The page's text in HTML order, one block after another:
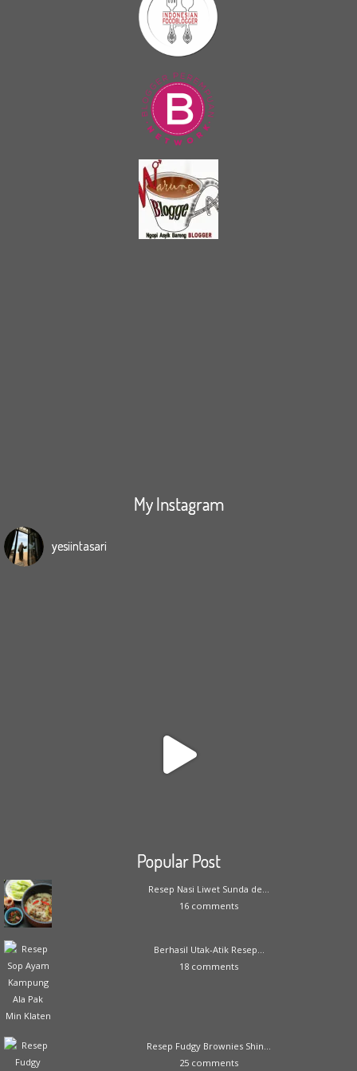
My Instagram
yesiintasari
Popular Post
Resep Nasi Liwet Sunda de...
16 comments
Berhasil Utak-Atik Resep...
18 comments
Resep Fudgy Brownies Shin...
25 comments